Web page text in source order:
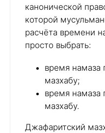
канонической
которой
расчёта времени
просто выбрать:
время намаза
мазхабу;
время намаза
мазхабу.
Джафаритский